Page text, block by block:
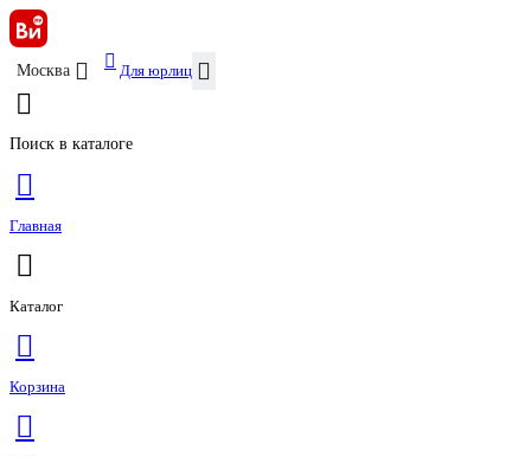
Москва Для юрлиц
Поиск в каталоге
Главная
Каталог
Корзина